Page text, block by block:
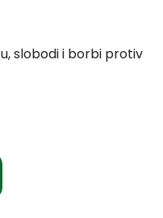
slobodi i borbi protiv